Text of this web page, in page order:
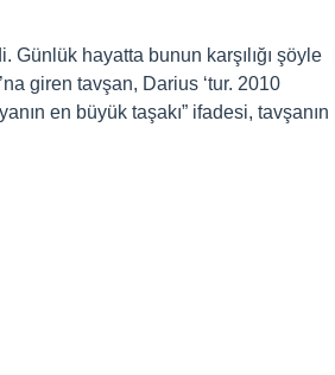
Günlük hayatta bunun karşılığı şöyle
giren tavşan, Darius ‘tur. 2010
en büyük taşakı” ifadesi, tavşanın